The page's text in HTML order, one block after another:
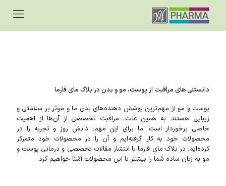
دانستنی های مراقبت از پوست، مو و بدن در بلاگ مای فارما
پوست و مو از مهم‌ترین پوشش دهنده‌های بدن ما و موثر بر سلامتی و
زیبایی هستند. به همین علت، مراقبت تخصصی از آن‌ها از اهمیت
خاصی برخوردار است. ما برای این مهم، دانش روز و تجربه را در
محصولات خود به کار گرفته‌ایم و آن را در محصولات خود متمرکز
کرده‌ایم. در بلاگ مای فارما با انتشار مقالات تخصصی و درمانی پوست و
مو به زبان ساده شما را بیشتر با این محصولات آشنا خواهیم کرد.